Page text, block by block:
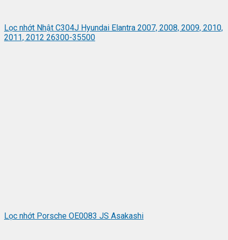
Lọc nhớt Nhật C304J Hyundai Elantra 2007, 2008, 2009, 2010,
2011, 2012 26300-35500
Lọc nhớt Porsche OE0083 JS Asakashi